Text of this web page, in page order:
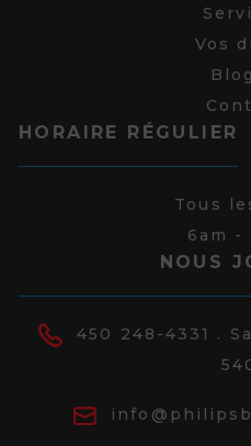
Vos
HORAIRE RÉGULIER
Tous
6am -
NOUS
450 248-4331 .